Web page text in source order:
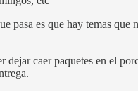
pasa es que hay temas que
dejar caer paquetes en el